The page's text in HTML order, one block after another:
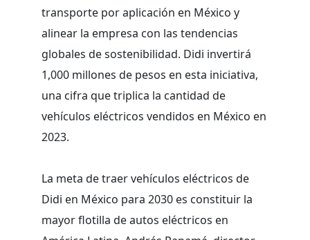
transporte por aplicación en México y
alinear la empresa con las tendencias
globales de sostenibilidad. Didi invertirá
1,000 millones de pesos en esta iniciativa,
una cifra que triplica la cantidad de
vehículos eléctricos vendidos en México en
2023.
La meta de traer vehículos eléctricos de
Didi en México para 2030 es constituir la
mayor flotilla de autos eléctricos en